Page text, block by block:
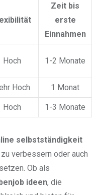
Zeit bis
erste
Einnahmen
Hoch 1-2 Monate
Hoch 1 Monat
Hoch 1-3 Monate
selbstständigkeit
verbessern oder auch
Ob als
ideen, die